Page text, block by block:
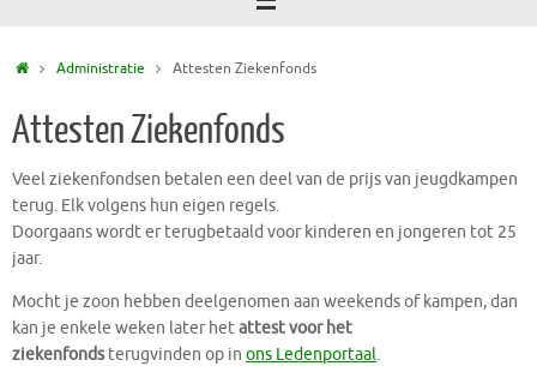
HomeAdministratie Attesten Ziekenfonds
Attesten Ziekenfonds
Veel ziekenfondsen betalen een deel van de prijs van jeugdkampen
terug. Elk volgens hun eigen regels.
Doorgaans wordt er terugbetaald voor kinderen en jongeren tot 25
jaar.
Mocht je zoon hebben deelgenomen aan weekends of kampen, dan
kan je enkele weken later hetattest voor het
ziekenfondsterugvinden op in ons Ledenportaal.